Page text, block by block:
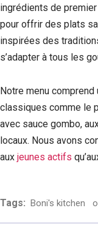
ingrédients de
pour offrir des plats
inspirées des
s’adapter à tous les
Notre menu
classiques comme le
avec sauce gombo,
locaux. Nous avons
aux jeunes actifs
Tags: Boni's kitchen